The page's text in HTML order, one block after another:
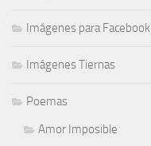
Imágenes para Facebook
Imágenes Tiernas
Poemas
Amor Imposible